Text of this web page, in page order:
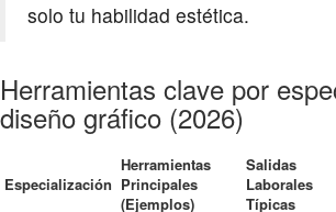
solo tu habilidad estética.
Herramientas clave por
diseño gráfico (2026)
Especialización
Herramientas
Principales
(Ejemplos)
Salidas
Laborales
Típicas